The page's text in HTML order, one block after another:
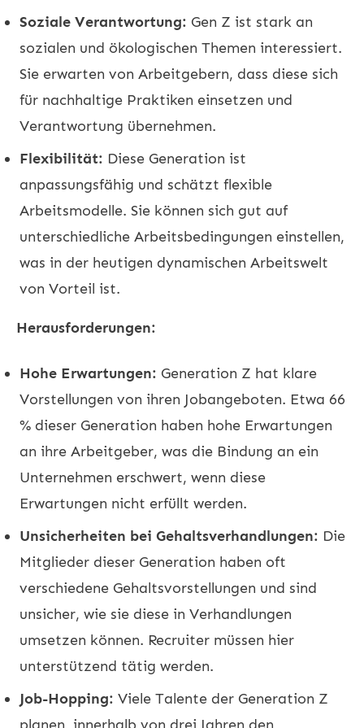
Soziale Verantwortung: Gen Z ist stark an
sozialen und ökologischen Themen interessiert.
Sie erwarten von Arbeitgebern, dass diese sich
für nachhaltige Praktiken einsetzen und
Verantwortung übernehmen.
Flexibilität: Diese Generation ist
anpassungsfähig und schätzt flexible
Arbeitsmodelle. Sie können sich gut auf
unterschiedliche Arbeitsbedingungen einstellen,
was in der heutigen dynamischen Arbeitswelt
von Vorteil ist.
Herausforderungen:
Hohe Erwartungen: Generation Z hat klare
Vorstellungen von ihren Jobangeboten. Etwa 66
% dieser Generation haben hohe Erwartungen
an ihre Arbeitgeber, was die Bindung an ein
Unternehmen erschwert, wenn diese
Erwartungen nicht erfüllt werden.
Unsicherheiten bei Gehaltsverhandlungen: Die
Mitglieder dieser Generation haben oft
verschiedene Gehaltsvorstellungen und sind
unsicher, wie sie diese in Verhandlungen
umsetzen können. Recruiter müssen hier
unterstützend tätig werden.
Job-Hopping: Viele Talente der Generation Z